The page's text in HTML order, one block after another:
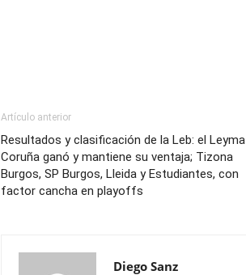
Artículo anterior
Resultados y clasificación de la Leb: el Leyma
Coruña ganó y mantiene su ventaja; Tizona
Burgos, SP Burgos, Lleida y Estudiantes, con
factor cancha en playoffs
Diego Sanz